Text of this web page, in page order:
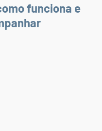
funciona e